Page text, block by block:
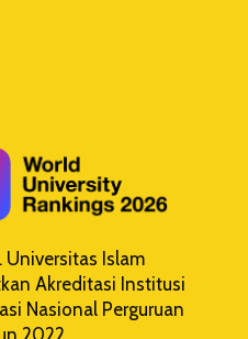
Universitas Islam
Akreditasi Institusi
Nasional Perguruan
2022.